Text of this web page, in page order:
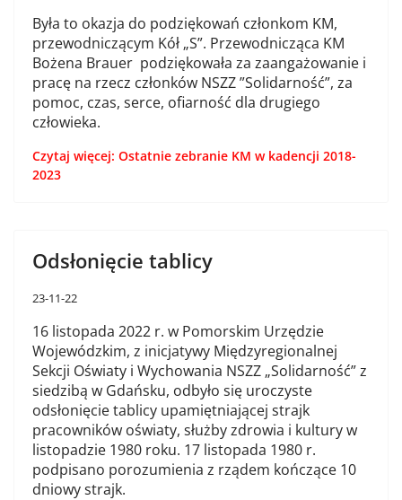
Była to okazja do podziękowań członkom KM,
przewodniczącym Kół „S”. Przewodnicząca KM
Bożena Brauer podziękowała za zaangażowanie i
pracę na rzecz członków NSZZ ”Solidarność”, za
pomoc, czas, serce, ofiarność dla drugiego
człowieka.
Czytaj więcej: Ostatnie zebranie KM w kadencji 2018-
2023
Odsłonięcie tablicy
23-11-22
16 listopada 2022 r. w Pomorskim Urzędzie
Wojewódzkim, z inicjatywy Międzyregionalnej
Sekcji Oświaty i Wychowania NSZZ „Solidarność” z
siedzibą w Gdańsku, odbyło się uroczyste
odsłonięcie tablicy upamiętniającej strajk
pracowników oświaty, służby zdrowia i kultury w
listopadzie 1980 roku. 17 listopada 1980 r.
podpisano porozumienia z rządem kończące 10
dniowy strajk.